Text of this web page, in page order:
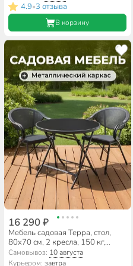
диван 165х60х75 см,
110х60х75 см, YTRS23088
4.9•3 отзыва
В корзину
16 290 ₽
Мебель садовая Терра, стол,
80х70 см, 2 кресла, 150 кг,
C010010
Самовывоз: 10 августа
Курьером:завтра